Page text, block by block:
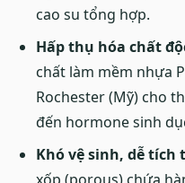
cao su tổng hợp.
Hấp thụ hóa chất
chất làm mềm nhựa
Rochester (Mỹ) cho
đến hormone sinh
Khó vệ sinh, dễ tích